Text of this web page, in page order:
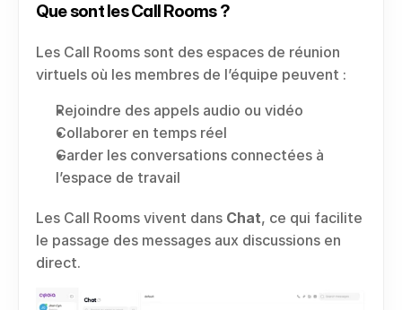
Que sont les Call Rooms ?
Les Call Rooms sont des espaces de réunion
virtuels où les membres de l’équipe peuvent :
Rejoindre des appels audio ou vidéo
Collaborer en temps réel
Garder les conversations connectées à
l’espace de travail
Les Call Rooms vivent dans Chat, ce qui facilite
le passage des messages aux discussions en
direct.